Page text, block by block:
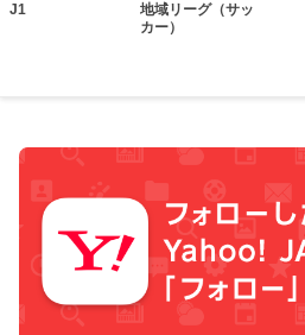
J1
地域リーグ（サッ
カー）